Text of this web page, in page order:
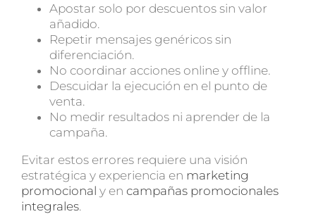
Apostar solo por descuentos sin valor
añadido.
Repetir mensajes genéricos sin
diferenciación.
No coordinar acciones online y offline.
Descuidar la ejecución en el punto de
venta.
No medir resultados ni aprender de la
campaña.
Evitar estos errores requiere una visión
estratégica y experiencia en marketing
promocional y en campañas promocionales
integrales.